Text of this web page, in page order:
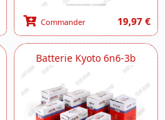
Commander 19,97 €
Batterie Kyoto 6n6-3b